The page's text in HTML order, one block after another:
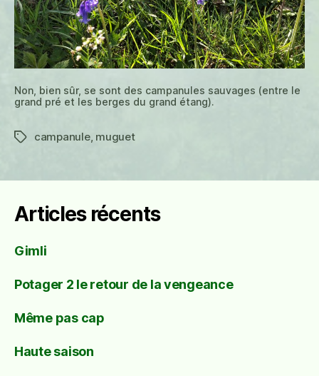
Non, bien sûr, se sont des campanules sauvages (entre le
grand pré et les berges du grand étang).
Étiquettes
campanule, muguet
Articles récents
Gimli
Potager 2 le retour de la vengeance
Même pas cap
Haute saison